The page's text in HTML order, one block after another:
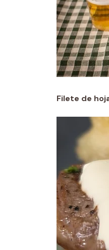
Filete de